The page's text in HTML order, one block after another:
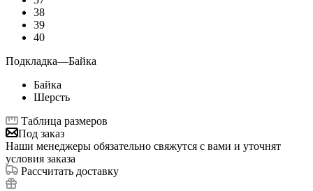
38
39
40
Подкладка—Байка
Байка
Шерсть
Таблица размеров
Под заказ
Наши менеджеры обязательно свяжутся с вами и уточнят
условия заказа
Рассчитать доставку